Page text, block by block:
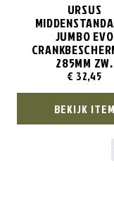
URSUS
JUMBO EVO
285MM ZW.
€ 32,45
BEKIJK ITEM